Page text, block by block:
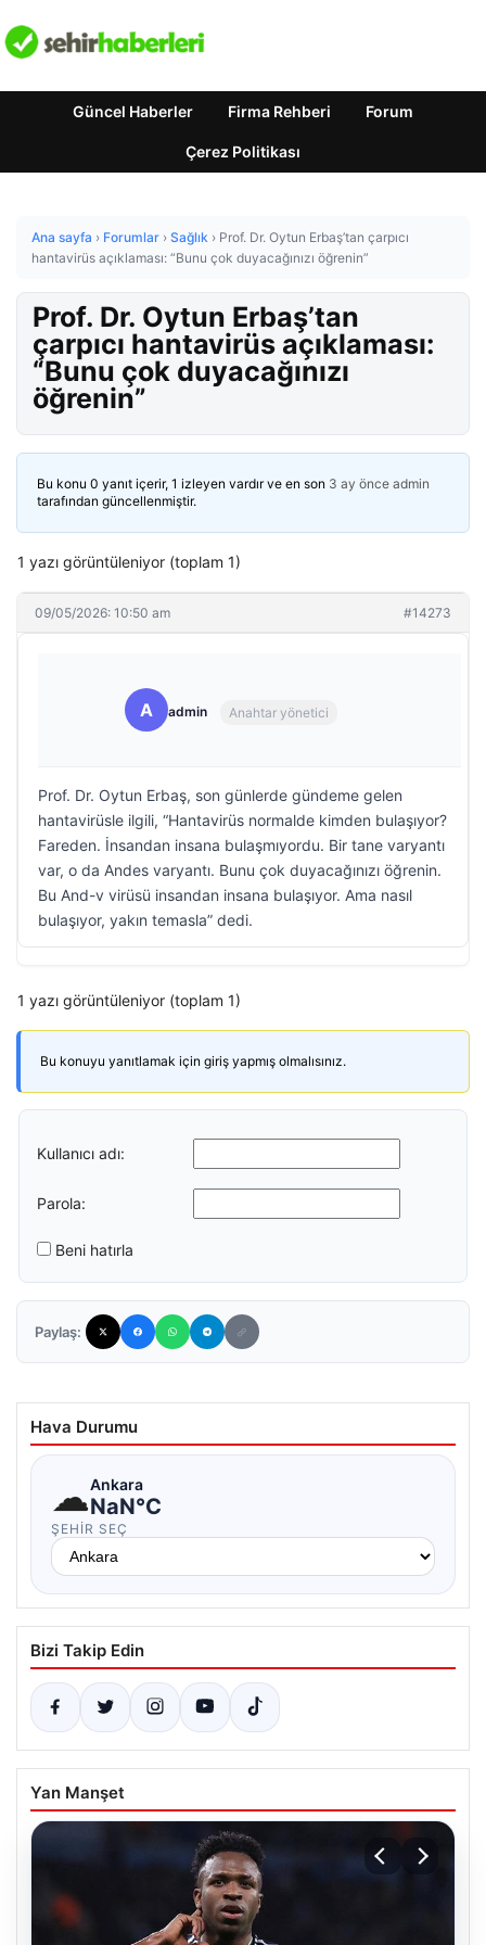
Güncel Haberler Firma Rehberi Forum
Çerez Politikası
Ana sayfa › Forumlar › Sağlık › Prof. Dr. Oytun Erbaş’tan çarpıcı
hantavirüs açıklaması: “Bunu çok duyacağınızı öğrenin”
Prof. Dr. Oytun Erbaş’tan
çarpıcı hantavirüs açıklaması:
“Bunu çok duyacağınızı
öğrenin”
Bu konu 0 yanıt içerir, 1 izleyen vardır ve en son 3 ay önce admin
tarafından güncellenmiştir.
1 yazı görüntüleniyor (toplam 1)
09/05/2026: 10:50 am #14273
A admin Anahtar yönetici
Prof. Dr. Oytun Erbaş, son günlerde gündeme gelen
hantavirüsle ilgili, “Hantavirüs normalde kimden bulaşıyor?
Fareden. İnsandan insana bulaşmıyordu. Bir tane varyantı
var, o da Andes varyantı. Bunu çok duyacağınızı öğrenin.
Bu And-v virüsü insandan insana bulaşıyor. Ama nasıl
bulaşıyor, yakın temasla” dedi.
1 yazı görüntüleniyor (toplam 1)
Bu konuyu yanıtlamak için giriş yapmış olmalısınız.
Kullanıcı adı:
Parola:
Beni hatırla
Paylaş:
Hava Durumu
☁Ankara
NaN°C
ŞEHIR SEÇ
Bizi Takip Edin
Yan Manşet